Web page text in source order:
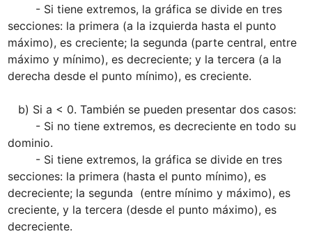
secciones: la primera (a la izquierda hasta el punto
máximo), es creciente; la segunda (parte central, entre
máximo y mínimo), es decreciente; y la tercera (a la
derecha desde el punto mínimo), es creciente.
dominio.
secciones: la primera (hasta el punto mínimo), es
decreciente; la segunda  (entre mínimo y máximo), es
creciente, y la tercera (desde el punto máximo), es
decreciente.